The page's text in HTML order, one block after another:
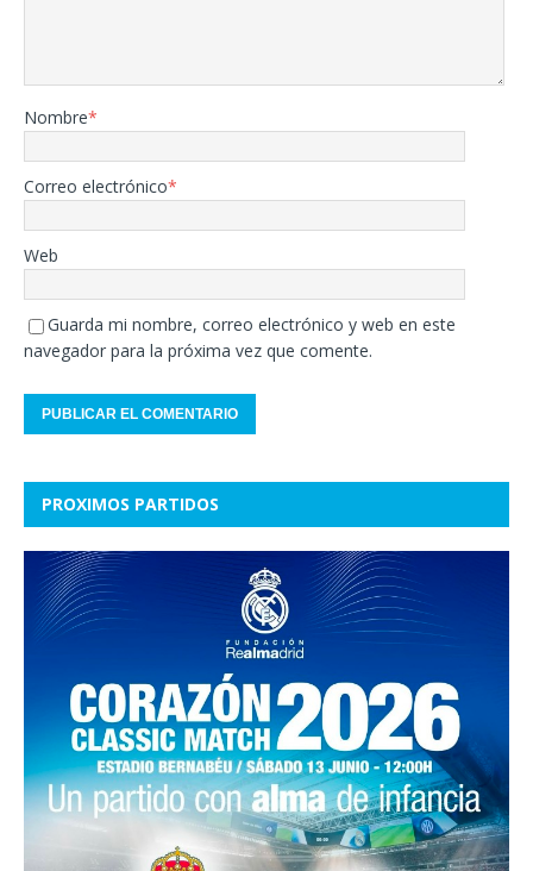
Nombre*
Correo electrónico*
Web
Guarda mi nombre, correo electrónico y web en este
navegador para la próxima vez que comente.
PROXIMOS PARTIDOS